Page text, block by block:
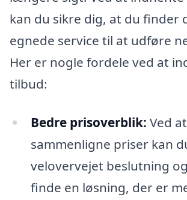
kan du sikre dig, at du finder
egnede service til at udføre
Her er nogle fordele ved at
tilbud:
Bedre prisoverblik: Ved at
sammenligne priser kan
velovervejet beslutning
finde en løsning, der er